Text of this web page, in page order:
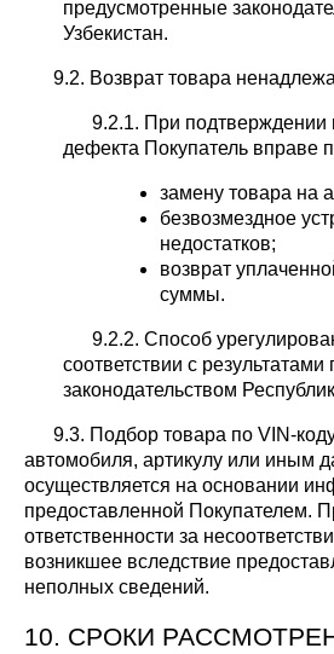
предусмотренные
Узбекистан.
9.2. Возврат товара
9.2.1. При подтверждении
дефекта Покупатель вправе
замену товара на
безвозмездное
недостатков;
возврат
суммы.
9.2.2. Способ
соответствии с
законодательством
9.3. Подбор товара по VIN-
автомобиля, артикулу или иным
осуществляется на основании
предоставленной Покупателем.
ответственности за
возникшее вследствие
неполных сведений.
10. СРОКИ